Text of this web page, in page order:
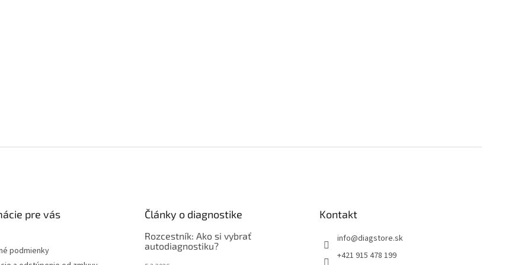
pre vás
podmienky
Články o diagnostike
Rozcestník: Ako si vybrať
autodiagnostiku?
Kontakt
info@diagstore.sk
+421 915 478 199